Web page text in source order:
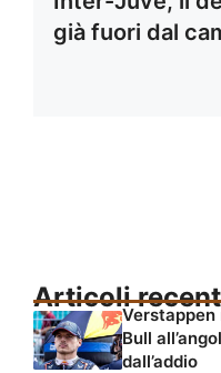
già fuori dal
Articoli
Verstappen
Bull
dall’addio